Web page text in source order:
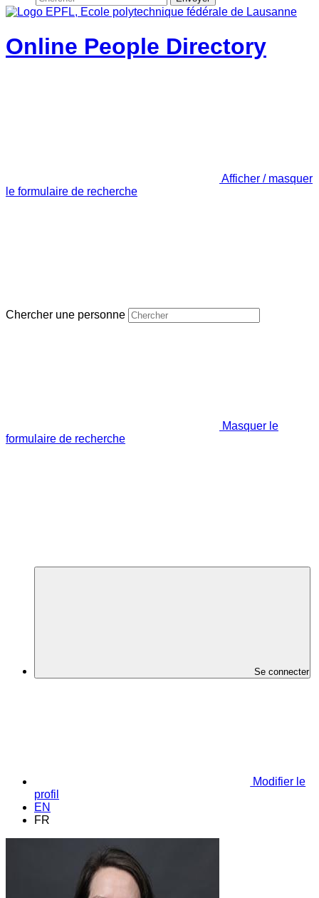
Online People Directory
Afficher / masquer
le formulaire de recherche
Chercher une personne
Masquer le
formulaire de recherche
Se connecter
Modifier le
profil
EN
FR